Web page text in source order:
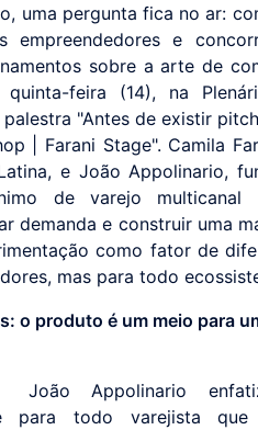
uma pergunta fica no ar:
e
sobre a arte de
feira (14), na
"Antes de existir
| Farani Stage". Camila
e João Appolinario,
de varejo multicanal
demanda e construir uma
como fator de
mas para todo
o produto é um meio para
João Appolinario
para todo varejista